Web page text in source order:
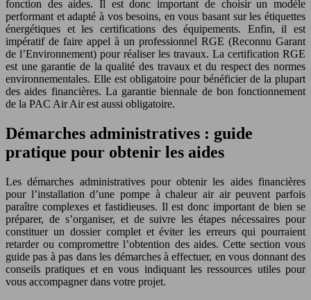
fonction des aides. Il est donc important de choisir un modèle
performant et adapté à vos besoins, en vous basant sur les étiquettes
énergétiques et les certifications des équipements. Enfin, il est
impératif de faire appel à un professionnel RGE (Reconnu Garant
de l’Environnement) pour réaliser les travaux. La certification RGE
est une garantie de la qualité des travaux et du respect des normes
environnementales. Elle est obligatoire pour bénéficier de la plupart
des aides financières. La garantie biennale de bon fonctionnement
de la PAC Air Air est aussi obligatoire.
Démarches administratives : guide
pratique pour obtenir les aides
Les démarches administratives pour obtenir les aides financières
pour l’installation d’une pompe à chaleur air air peuvent parfois
paraître complexes et fastidieuses. Il est donc important de bien se
préparer, de s’organiser, et de suivre les étapes nécessaires pour
constituer un dossier complet et éviter les erreurs qui pourraient
retarder ou compromettre l’obtention des aides. Cette section vous
guide pas à pas dans les démarches à effectuer, en vous donnant des
conseils pratiques et en vous indiquant les ressources utiles pour
vous accompagner dans votre projet.